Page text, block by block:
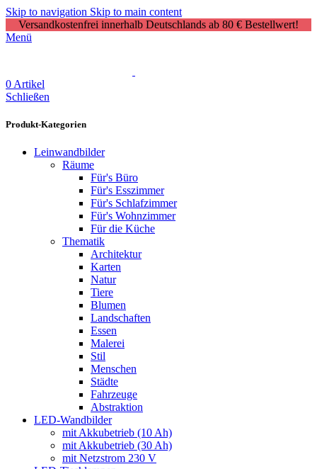
Skip to navigation Skip to main content
Versandkostenfrei innerhalb Deutschlands ab 80 € Bestellwert!
Menü
0 Artikel
Schließen
Produkt-Kategorien
Leinwandbilder
Räume
Für's Büro
Für's Esszimmer
Für's Schlafzimmer
Für's Wohnzimmer
Für die Küche
Thematik
Architektur
Karten
Natur
Tiere
Blumen
Landschaften
Essen
Malerei
Stil
Menschen
Städte
Fahrzeuge
Abstraktion
LED-Wandbilder
mit Akkubetrieb (10 Ah)
mit Akkubetrieb (30 Ah)
mit Netzstrom 230 V